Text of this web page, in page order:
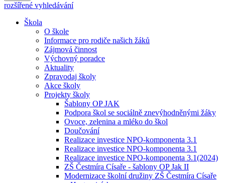
rozšířené vyhledávání
Škola
O škole
Informace pro rodiče našich žáků
Zájmová činnost
Výchovný poradce
Aktuality
Zpravodaj školy
Akce školy
Projekty školy
Šablony OP JAK
Podpora škol se sociálně znevýhodněnými žáky
Ovoce, zelenina a mléko do škol
Doučování
Realizace investice NPO-komponenta 3.1
Realizace investice NPO-komponenta 3.1
Realizace investice NPO-komponenta 3.1(2024)
ZŠ Čestmíra Císaře - šablony OP Jak II
Modernizace školní družiny ZŠ Čestmíra Císaře